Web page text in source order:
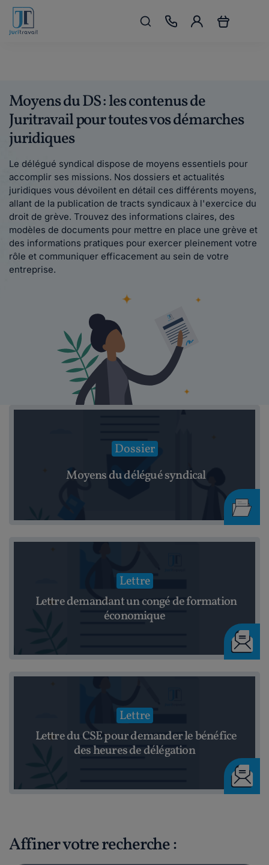
Moyens du DS : les contenus de
Juritravail pour toutes vos démarches
juridiques
Le délégué syndical dispose de moyens essentiels pour
accomplir ses missions. Nos dossiers et actualités
juridiques vous dévoilent en détail ces différents moyens,
allant de la publication de tracts syndicaux à l'exercice du
droit de grève. Trouvez des informations claires, des
modèles de documents pour mettre en place une grève et
des informations pratiques pour exercer pleinement votre
rôle et communiquer efficacement au sein de votre
entreprise.
Dossier
Moyens du délégué syndical
Lettre
Lettre demandant un congé de formation
économique
Lettre
Lettre du CSE pour demander le bénéfice
des heures de délégation
Affiner votre recherche :